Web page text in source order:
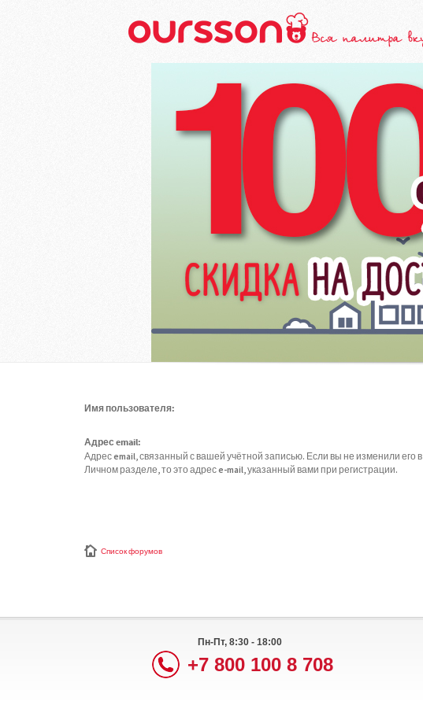
Имя пользователя:
Адрес email:
Адрес email, связанный с вашей учётной записью. Если вы не изменили его в
Личном разделе, то это адрес e-mail, указанный вами при регистрации.
Список форумов
Пн-Пт, 8:30 - 18:00
+7 800 100 8 708